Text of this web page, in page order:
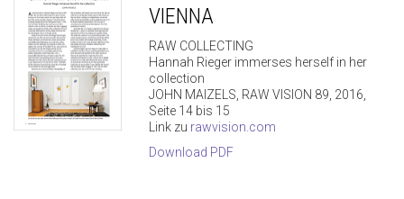
VIENNA
RAW COLLECTING
Hannah Rieger immerses herself in her
collection
JOHN MAIZELS, RAW VISION 89, 2016,
Seite 14 bis 15
Link zu rawvision.com
Download PDF